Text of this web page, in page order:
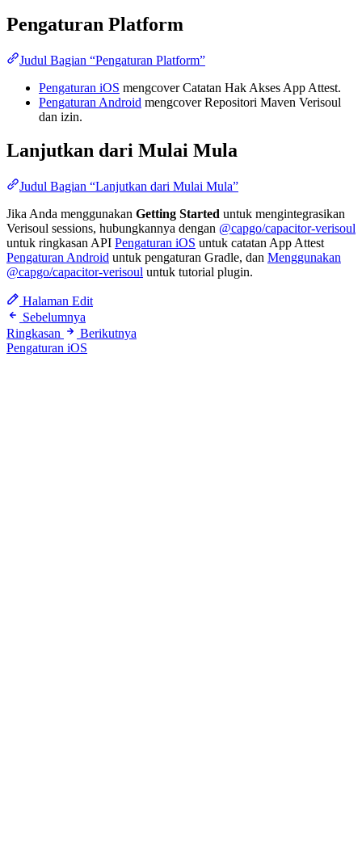
Pengaturan Platform
Judul Bagian “Pengaturan Platform”
Pengaturan iOS mengcover Catatan Hak Akses App Attest.
Pengaturan Android mengcover Repositori Maven Verisoul
dan izin.
Lanjutkan dari Mulai Mula
Judul Bagian “Lanjutkan dari Mulai Mula”
Jika Anda menggunakan Getting Started untuk mengintegrasikan
Verisoul sessions, hubungkannya dengan @capgo/capacitor-verisoul
untuk ringkasan API Pengaturan iOS untuk catatan App Attest
Pengaturan Android untuk pengaturan Gradle, dan Menggunakan
@capgo/capacitor-verisoul untuk tutorial plugin.
Halaman Edit
Sebelumnya
Ringkasan
Berikutnya
Pengaturan iOS